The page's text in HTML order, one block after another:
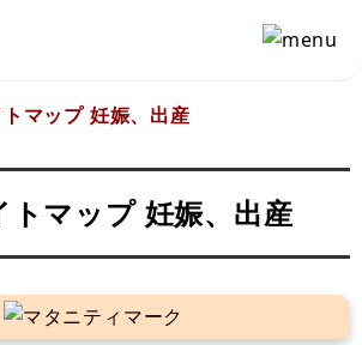
マップ 妊娠、出産
トマップ 妊娠、出産